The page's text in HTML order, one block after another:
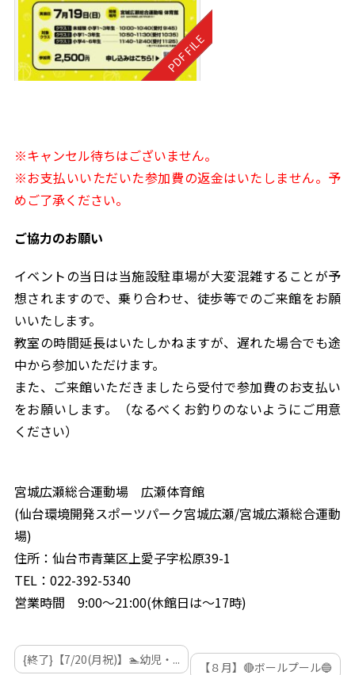
※キャンセル待ちはございません。
※お支払いいただいた参加費の返金はいたしません。予
めご了承ください。
ご協力のお願い
イベントの当日は当施設駐車場が大変混雑することが予
想されますので、乗り合わせ、徒歩等でのご来館をお願
いいたします。
教室の時間延長はいたしかねますが、遅れた場合でも途
中から参加いただけます。
また、ご来館いただきましたら受付で参加費のお支払い
をお願いします。（なるべくお釣りのないようにご用意
ください）
宮城広瀬総合運動場 広瀬体育館
(仙台環境開発スポーツパーク宮城広瀬/宮城広瀬総合運動
場)
住所：仙台市青葉区上愛子字松原39-1
TEL：022-392-5340
営業時間 9:00～21:00(休館日は～17時)
{終了}【7/20(月祝)】🏊幼児・... 【８月】🔴ボールプール🔵